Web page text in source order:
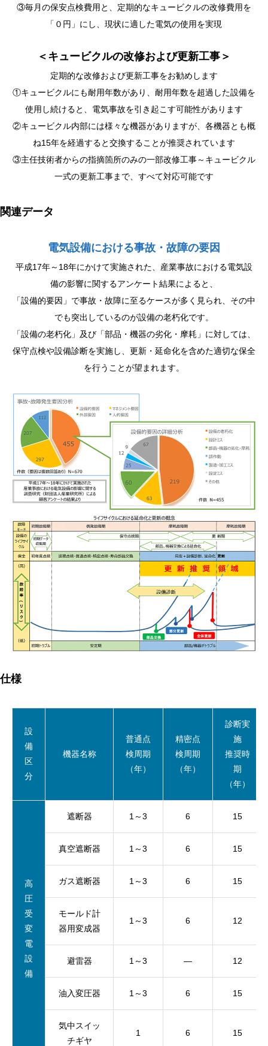
③毎月の保安点検費用と、定期的なキュービクルの改修費用を
「０円」にし、現状に適した電気の使用を実現
＜キュービクルの改修および更新工事＞
定期的な改修および更新工事をお勧めします
①キュービクルにも耐用年数があり、耐用年数を超過した設備を
使用し続けると、電気事故を引き起こす可能性があります
②キュービクル内部には様々な機器がありますが、各機器とも概
ね15年を経過すると交換することが推奨されています
③主任技術者からの指摘箇所のみの一部改修工事～キュービクル
一式の更新工事まで、すべて対応可能です
関連データ
電気設備における事故・故障の要因
平成17年～18年にかけて実施された、産業事故における電気設
備の影響に関するアンケート結果によると、
「設備的要因」で事故・故障に至るケースが多く見られ、その中
でも突出しているのが設備の老朽化です。
「設備の老朽化」及び「部品・機器の劣化・摩耗」に対しては、
保守点検や設備診断を実施し、更新・延命化を含めた適切な保全
を行うことが望まれます。
仕様
設
備
区
分
機器名称
普通点
検周期
（年）
精密点
検周期
（年）
診断実
施
推奨時
期
（年）
高
圧
受
変
電
設
備
遮断器 1～3 6 15
真空遮断器 1～3 6 15
ガス遮断器 1～3 6 15
モールド計
器用変成器
1～3 6 12
避雷器 1～3 — 12
油入変圧器 1～3 6 15
気中スイッ
チギヤ
1 6 15